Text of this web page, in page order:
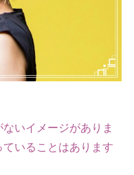
いイメージがありま
いることはあります